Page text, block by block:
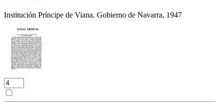
Institución Príncipe de Viana. Gobierno de Navarra, 1947